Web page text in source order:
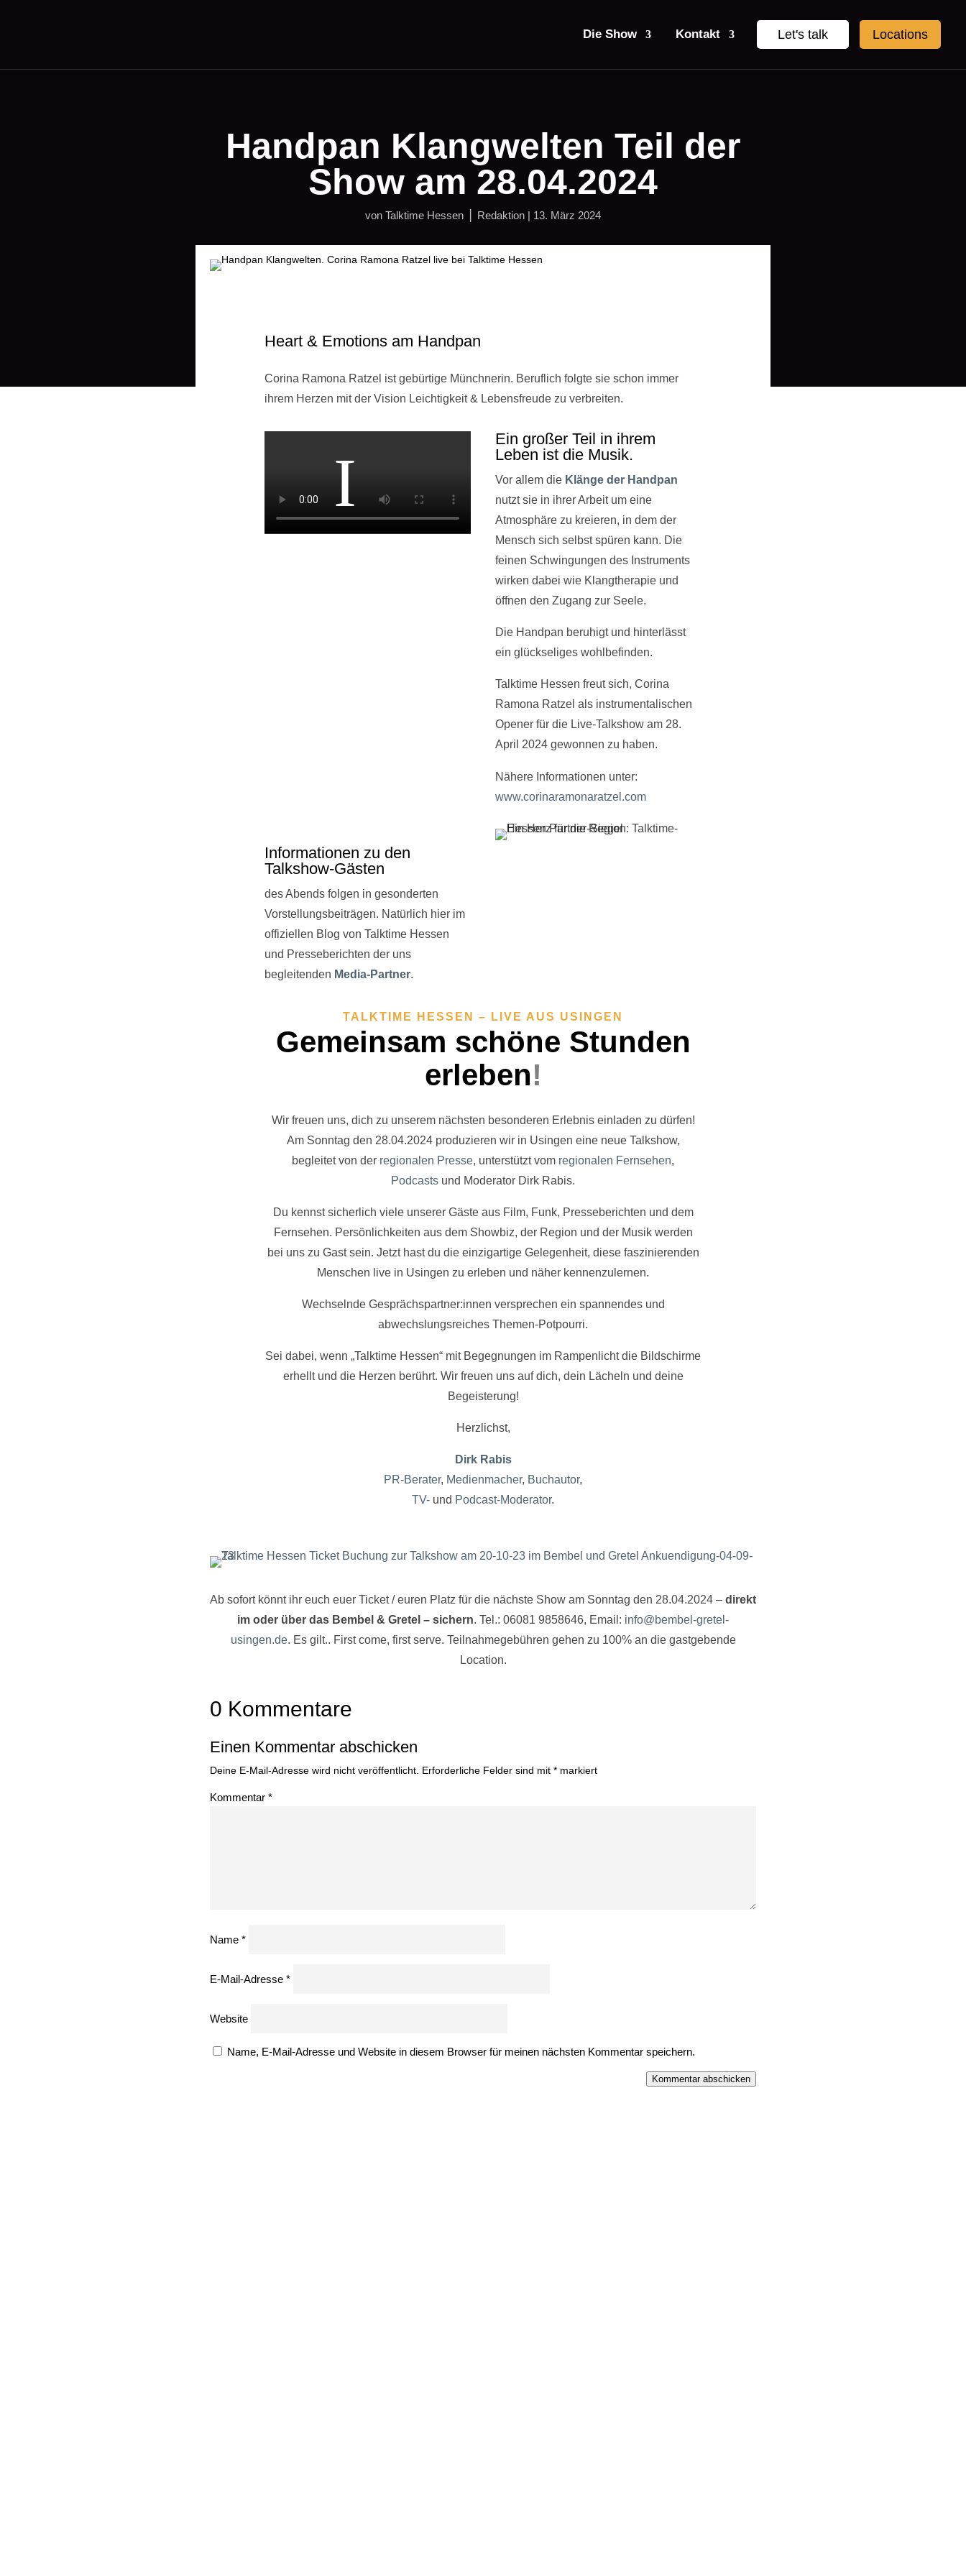
Die Show Kontakt Let's talk Locations
Handpan Klangwelten Teil der
Show am 28.04.2024
von Talktime Hessen ⎪ Redaktion | 13. März 2024
Heart & Emotions am Handpan
Corina Ramona Ratzel ist gebürtige Münchnerin. Beruflich folgte sie schon immer
ihrem Herzen mit der Vision Leichtigkeit & Lebensfreude zu verbreiten.
Ein großer Teil in ihrem
Leben ist die Musik.
Vor allem die Klänge der Handpan
nutzt sie in ihrer Arbeit um eine
Atmosphäre zu kreieren, in dem der
Mensch sich selbst spüren kann. Die
feinen Schwingungen des Instruments
wirken dabei wie Klangtherapie und
öffnen den Zugang zur Seele.
Die Handpan beruhigt und hinterlässt
ein glückseliges wohlbefinden.
Talktime Hessen freut sich, Corina
Ramona Ratzel als instrumentalischen
Opener für die Live-Talkshow am 28.
April 2024 gewonnen zu haben.
Nähere Informationen unter:
www.corinaramonaratzel.com
Informationen zu den
Talkshow-Gästen
des Abends folgen in gesonderten
Vorstellungsbeiträgen. Natürlich hier im
offiziellen Blog von Talktime Hessen
und Presseberichten der uns
begleitenden Media-Partner.
TALKTIME HESSEN – LIVE AUS USINGEN
Gemeinsam schöne Stunden
erleben!
Wir freuen uns, dich zu unserem nächsten besonderen Erlebnis einladen zu dürfen!
Am Sonntag den 28.04.2024 produzieren wir in Usingen eine neue Talkshow,
begleitet von der regionalen Presse, unterstützt vom regionalen Fernsehen,
Podcasts und Moderator Dirk Rabis.
Du kennst sicherlich viele unserer Gäste aus Film, Funk, Presseberichten und dem
Fernsehen. Persönlichkeiten aus dem Showbiz, der Region und der Musik werden
bei uns zu Gast sein. Jetzt hast du die einzigartige Gelegenheit, diese faszinierenden
Menschen live in Usingen zu erleben und näher kennenzulernen.
Wechselnde Gesprächspartner:innen versprechen ein spannendes und
abwechslungsreiches Themen-Potpourri.
Sei dabei, wenn „Talktime Hessen“ mit Begegnungen im Rampenlicht die Bildschirme
erhellt und die Herzen berührt. Wir freuen uns auf dich, dein Lächeln und deine
Begeisterung!
Herzlichst,
Dirk Rabis
PR-Berater, Medienmacher, Buchautor,
TV- und Podcast-Moderator.
Ab sofort könnt ihr euch euer Ticket / euren Platz für die nächste Show am Sonntag den 28.04.2024 – direkt
im oder über das Bembel & Gretel – sichern. Tel.: 06081 9858646, Email: info@bembel-gretel-
usingen.de. Es gilt.. First come, first serve. Teilnahmegebühren gehen zu 100% an die gastgebende
Location.
0 Kommentare
Einen Kommentar abschicken
Deine E-Mail-Adresse wird nicht veröffentlicht. Erforderliche Felder sind mit * markiert
Kommentar *
Name *
E-Mail-Adresse *
Website
Name, E-Mail-Adresse und Website in diesem Browser für meinen nächsten Kommentar speichern.
Kommentar abschicken